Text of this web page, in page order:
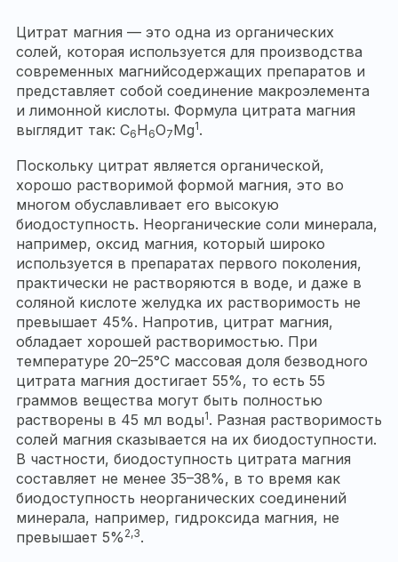
Цитрат магния — это одна из органических
солей, которая используется для производства
современных магнийсодержащих препаратов и
представляет собой соединение макроэлемента
и лимонной кислоты. Формула цитрата магния
выглядит так: C6H 6O7Mg1.
Поскольку цитрат является органической,
хорошо растворимой формой магния, это во
многом обуславливает его высокую
биодоступность. Неорганические соли минерала,
например, оксид магния, который широко
используется в препаратах первого поколения,
практически не растворяются в воде, и даже в
соляной кислоте желудка их растворимость не
превышает 45%. Напротив, цитрат магния,
обладает хорошей растворимостью. При
температуре 20–25°С массовая доля безводного
цитрата магния достигает 55%, то есть 55
граммов вещества могут быть полностью
растворены в 45 мл воды1. Разная растворимость
солей магния сказывается на их биодоступности.
В частности, биодоступность цитрата магния
составляет не менее 35–38%, в то время как
биодоступность неорганических соединений
минерала, например, гидроксида магния, не
превышает 5% 2,3.